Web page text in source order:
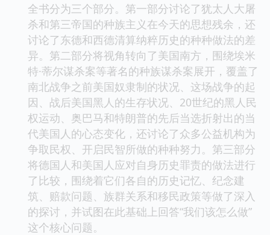
全书分为三个部分。第一部分讨论了犹太人大屠
杀和第三帝国的种族主义在今天的思想残余，还
讨论了东德和西德清算纳粹历史的种种做法的差
异。第二部分将视角转向了美国南方，围绕埃米
特·蒂尔谋杀案等著名的种族谋杀案展开，覆盖了
南北战争之前美国奴隶制的状况、这场战争的起
因、战后美国黑人的生存状况、20世纪的黑人民
权运动、奥巴马和特朗普的先后当选折射出的当
代美国人的心态变化，还讨论了众多公益机构为
争取民权、开启民智所做的种种努力。第三部分
将德国人和美国人应对自身历史罪责的做法进行
了比较，围绕着它们各自的历史记忆、纪念建
筑、赔款问题、族群关系和移民政策等做了深入
的探讨，并试图在此基础上回答“我们该怎么做”
这个核心问题。